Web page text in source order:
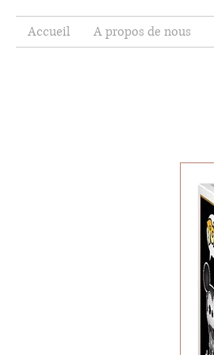
Accueil A propos de nous